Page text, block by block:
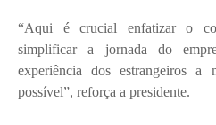
“Aqui é crucial enfatizar o
simplificar a jornada do
experiência dos estrangeiros a
possível”, reforça a presidente.